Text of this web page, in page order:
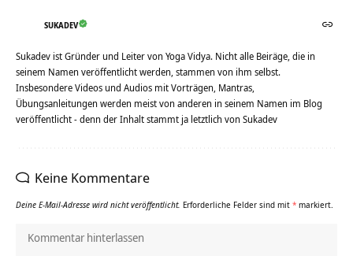
SUKADEV
Sukadev ist Gründer und Leiter von Yoga Vidya. Nicht alle Beiräge, die in
seinem Namen veröffentlicht werden, stammen von ihm selbst.
Insbesondere Videos und Audios mit Vorträgen, Mantras,
Übungsanleitungen werden meist von anderen in seinem Namen im Blog
veröffentlicht - denn der Inhalt stammt ja letztlich von Sukadev
Keine Kommentare
Deine E-Mail-Adresse wird nicht veröffentlicht. Erforderliche Felder sind mit * markiert.